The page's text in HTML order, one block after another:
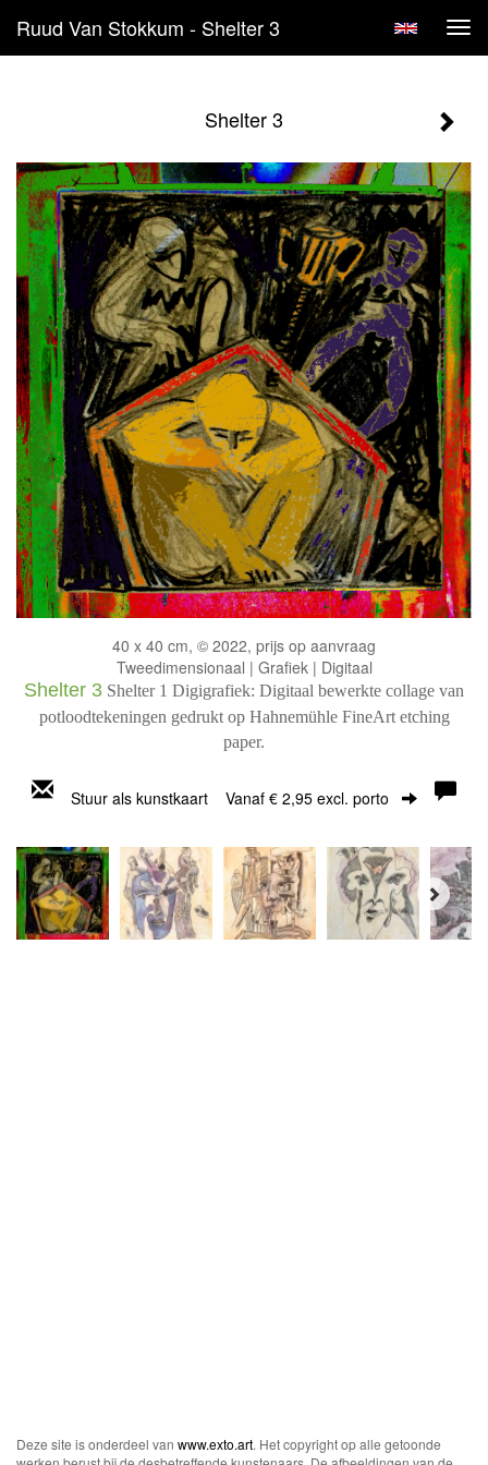
Ruud Van Stokkum - Shelter 3
Shelter 3
40 x 40 cm, © 2022, prijs op aanvraag
Tweedimensionaal | Grafiek | Digitaal
Shelter 3 Shelter 1 Digigrafiek: Digitaal bewerkte collage van
potloodtekeningen gedrukt op Hahnemühle FineArt etching
paper.
Stuur als kunstkaart Vanaf € 2,95 excl. porto
Deze site is onderdeel van www.exto.art. Het copyright op alle getoonde